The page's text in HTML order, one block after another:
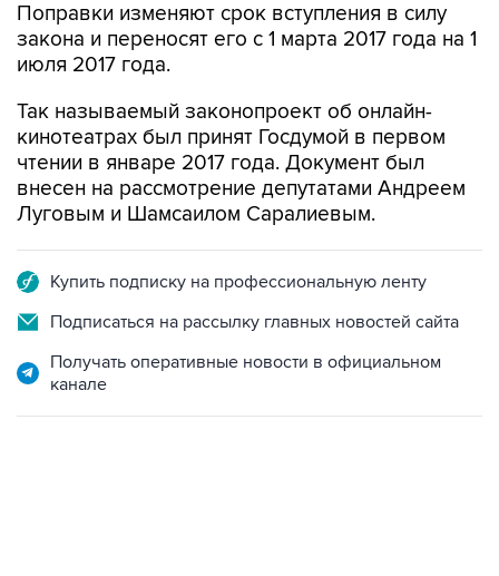
Поправки изменяют срок вступления в силу
закона и переносят его с 1 марта 2017 года на 1
июля 2017 года.
Так называемый законопроект об онлайн-
кинотеатрах был принят Госдумой в первом
чтении в январе 2017 года. Документ был
внесен на рассмотрение депутатами Андреем
Луговым и Шамсаилом Саралиевым.
Купить подписку на профессиональную ленту
Подписаться на рассылку главных новостей сайта
Получать оперативные новости в официальном
канале